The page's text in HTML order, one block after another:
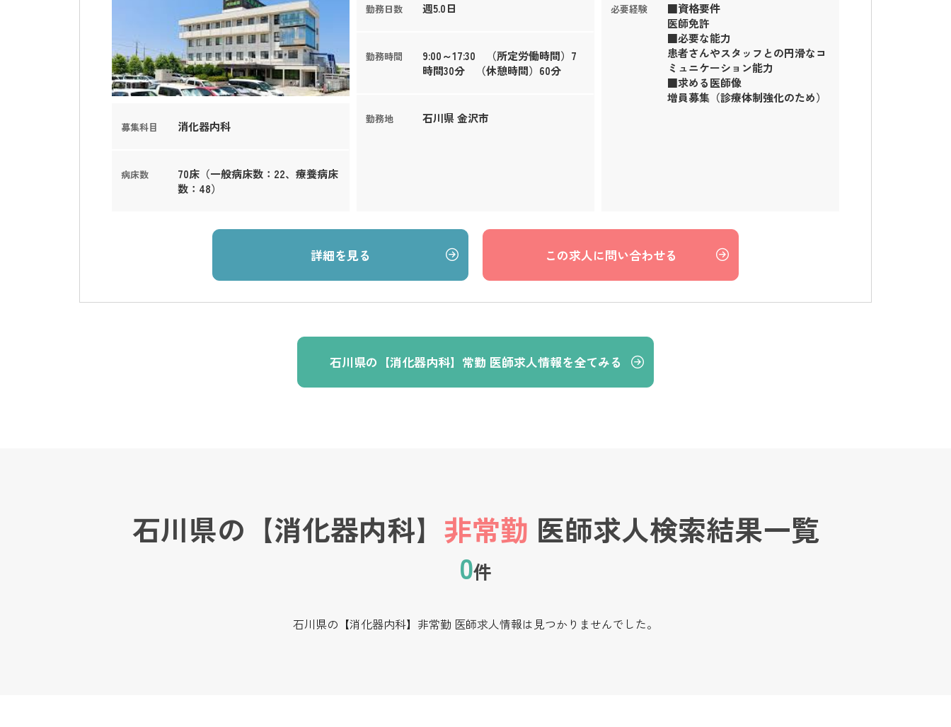
募集科目 消化器内科
病床数
70床（一般病床数：22、療養病床
数：48）
勤務日数 週5.0日
勤務時間
9:00～17:30 （所定労働時間）7
時間30分 （休憩時間）60分
勤務地 石川県 金沢市
必要経験
■資格要件
医師免許
■必要な能力
患者さんやスタッフとの円滑なコ
ミュニケーション能力
■求める医師像
増員募集（診療体制強化のため）
詳細を見る この求人に問い合わせる
石川県の【消化器内科】常勤 医師求人情報を全てみる
石川県の【消化器内科】 非常勤 医師求人検索結果一覧
0件
石川県の【消化器内科】非常勤 医師求人情報は見つかりませんでした。